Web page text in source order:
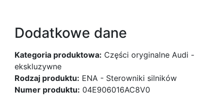
Dodatkowe dane
Kategoria produktowa: Części oryginalne Audi -
ekskluzywne
Rodzaj produktu: ENA - Sterowniki silników
Numer produktu: 04E906016AC8V0